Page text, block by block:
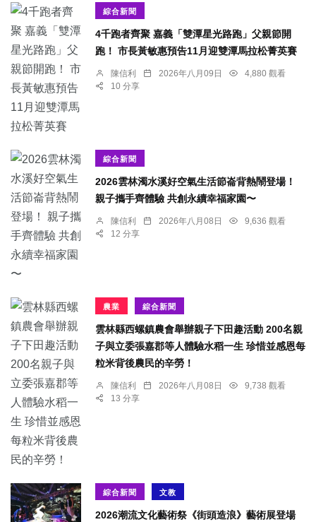
綜合新聞
4千跑者齊聚 嘉義「雙潭星光路跑」父親節開
跑！ 市長黃敏惠預告11月迎雙潭馬拉松菁英賽
陳信利 2026年八月09日
4,880 觀看
10 分享
綜合新聞
2026雲林濁水溪好空氣生活節崙背熱鬧登場！
親子攜手齊體驗 共創永續幸福家園〜
陳信利 2026年八月08日
9,636 觀看
12 分享
農業 綜合新聞
雲林縣西螺鎮農會舉辦親子下田趣活動 200名親
子與立委張嘉郡等人體驗水稻一生 珍惜並感恩每
粒米背後農民的辛勞！
陳信利 2026年八月08日
9,738 觀看
13 分享
綜合新聞 文教
2026潮流文化藝術祭《街頭造浪》藝術展登場